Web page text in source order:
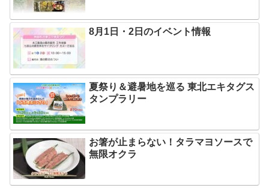
8月1日・2日のイベント情報
夏祭り＆避暑地を巡る 東北エキタグス
タンプラリー
お箸が止まらない！タラマヨソースで
無限オクラ